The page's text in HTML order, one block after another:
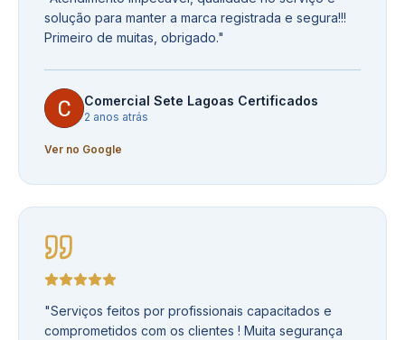
solução para manter a marca registrada e segura!!!
Primeiro de muitas, obrigado."
Comercial Sete Lagoas Certificados
2 anos atrás
Ver no Google
"Serviços feitos por profissionais capacitados e
comprometidos com os clientes ! Muita segurança